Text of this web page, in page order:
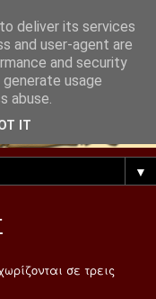
▼
σε τρεις
deliver its services
and user-agent are
and security
usage
abuse.
IT